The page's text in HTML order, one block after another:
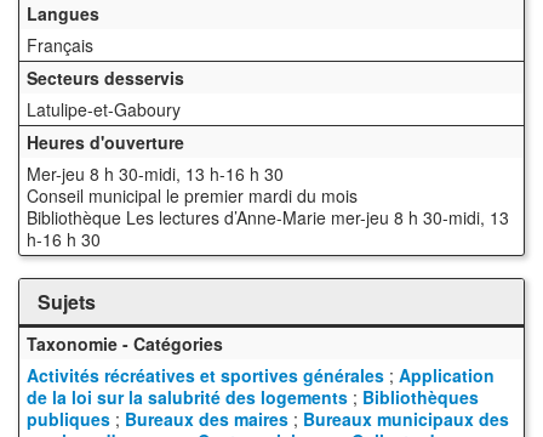
Langues
Français
Secteurs desservis
Latulipe-et-Gaboury
Heures d'ouverture
Mer-jeu 8 h 30-midi, 13 h-16 h 30
Conseil municipal le premier mardi du mois
Bibliothèque Les lectures d’Anne-Marie mer-jeu 8 h 30-midi, 13
h-16 h 30
Sujets
Taxonomie - Catégories
Activités récréatives et sportives générales ; Application
de la loi sur la salubrité des logements ; Bibliothèques
publiques ; Bureaux des maires ; Bureaux municipaux des